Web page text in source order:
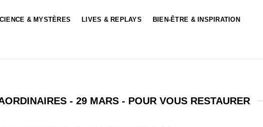
& MYSTÈRES LIVES & REPLAYS BIEN-ÊTRE & INSPIRATION
- 29 MARS - POUR VOUS RESTAURER